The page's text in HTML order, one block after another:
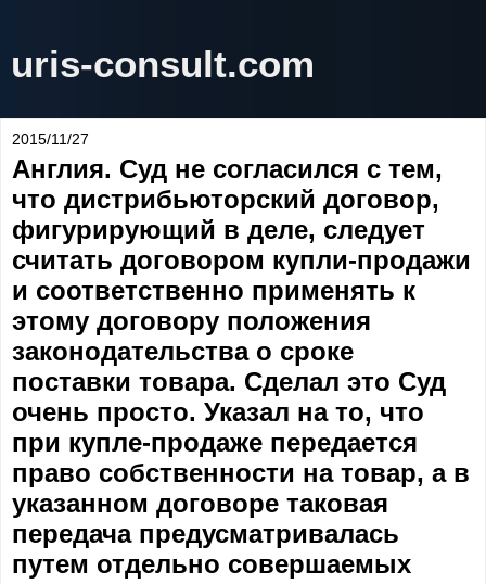
uris-consult.com
2015/11/27
Англия. Суд не согласился с тем,
что дистрибьюторский договор,
фигурирующий в деле, следует
считать договором купли-продажи
и соответственно применять к
этому договору положения
законодательства о сроке
поставки товара. Сделал это Суд
очень просто. Указал на то, что
при купле-продаже передается
право собственности на товар, а в
указанном договоре таковая
передача предусматривалась
путем отдельно совершаемых